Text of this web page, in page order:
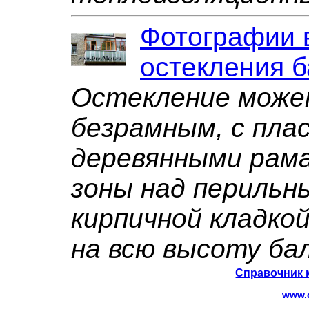
Фотографии
остекления
Остекление
безрамным, с
деревянными
зоны над
кирпичной
на всю высоту
Справочник